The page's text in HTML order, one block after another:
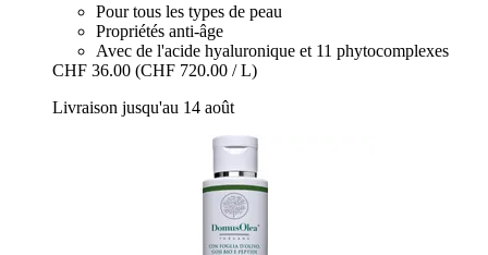
Pour tous les types de peau
Propriétés anti-âge
Avec de l'acide hyaluronique et 11 phytocomplexes
CHF 36.00 (CHF 720.00 / L)
Livraison jusqu'au 14 août